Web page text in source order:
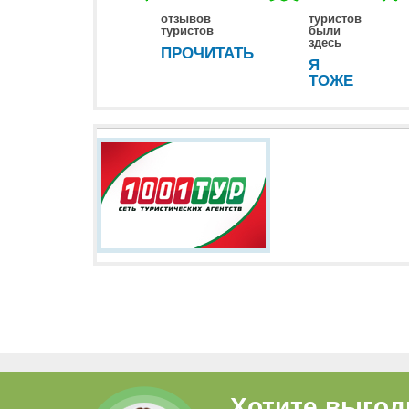
отзывов
туристов
ПРОЧИТАТЬ
туристов
были
здесь
Я
ТОЖЕ